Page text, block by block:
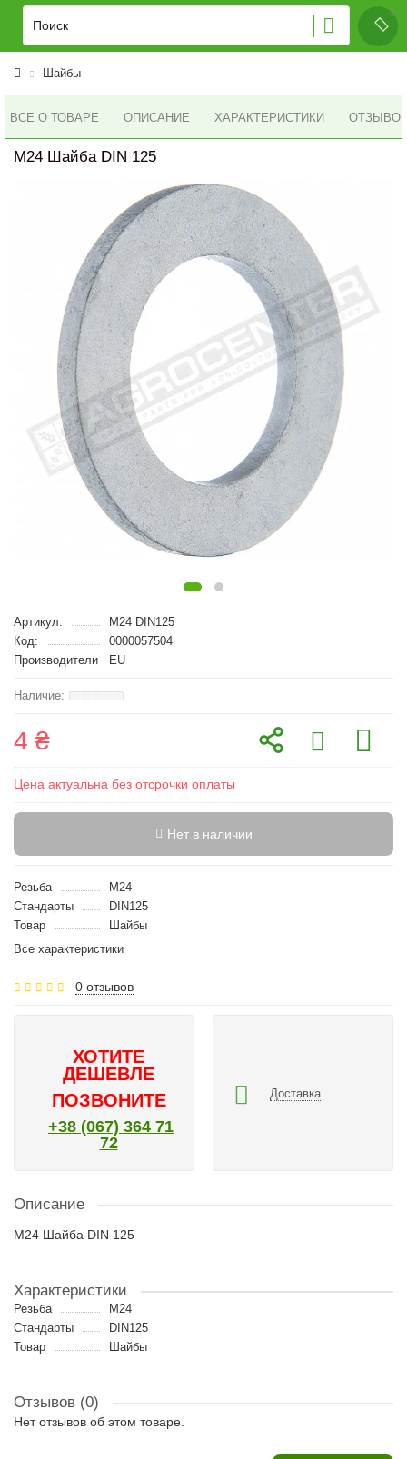
Шайбы
ВСЕ О ТОВАРЕ ОПИСАНИЕ ХАРАКТЕРИСТИКИ ОТЗЫВОВ
M24 Шайба DIN 125
Артикул:
M24 DIN125
Код:
0000057504
Производители
EU
4 ₴
Цена актуальна без отсрочки оплаты
Нет в наличии
Резьба
M24
Стандарты
DIN125
Товар
Шайбы
Все характеристики
0 отзывов
ХОТИТЕ
ДЕШЕВЛЕ
ПОЗВОНИТЕ
+38 (067) 364 71
72
Доставка
Описание
M24 Шайба DIN 125
Характеристики
Резьба
M24
Стандарты
DIN125
Товар
Шайбы
Отзывов (0)
Нет отзывов об этом товаре.